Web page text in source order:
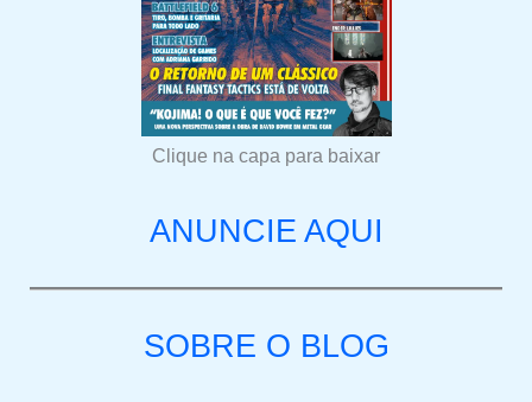
Clique na capa para baixar
ANUNCIE AQUI
SOBRE O BLOG